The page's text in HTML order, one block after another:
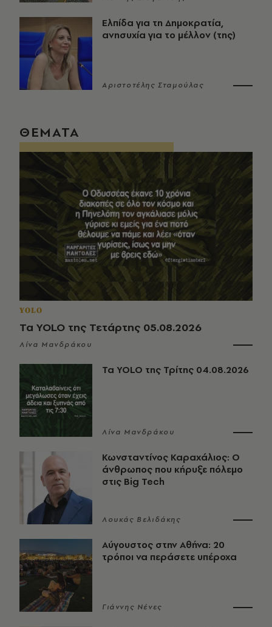
Ελπίδα για τη Δημοκρατία,
ανησυχία για το μέλλον (της)
Αριστοτέλης Σταμούλας
ΘΕΜΑΤΑ
YOLO
Τα YOLO της Τετάρτης 05.08.2026
Λίνα Μανδράκου
Τα YOLO της Τρίτης 04.08.2026
Λίνα Μανδράκου
Κωνσταντίνος Καραχάλιος: Ο
άνθρωπος που κήρυξε πόλεμο
στις Big Tech
Λουκάς Βελιδάκης
Αύγουστος στην Αθήνα: 20
τρόποι να περάσετε υπέροχα
Γιάννης Νένες